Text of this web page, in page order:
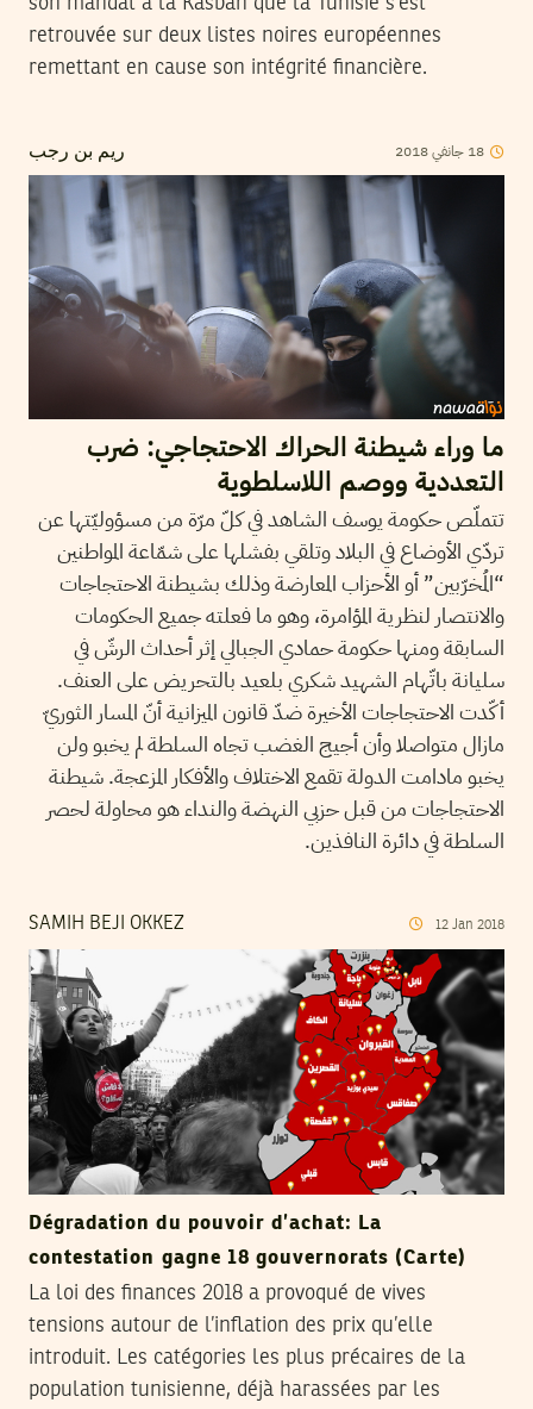
retrouvée sur deux listes noires européennes
remettant en cause son intégrité financière.
ريم بن رجب 18 جانفي2018
ما وراء شيطنة الحراك الاحتجاجي: ضرب
التعددية ووصم اللاسلطوية
تتملّص حكومة يوسف الشاهد في كلّ مرّة من مسؤوليّتها عن
تردّي الأوضاع في البلاد وتلقي بفشلها على شمّاعة المواطنين
“المُخرّبين” أو الأحزاب المعارضة وذلك بشيطنة الاحتجاجات
والانتصار لنظرية المؤامرة، وهو ما فعلته جميع الحكومات
السابقة ومنها حكومة حمادي الجبالي إثر أحداث الرشّ في
سليانة باتّهام الشهيد شكري بلعيد بالتحريض على العنف.
أكّدت الاحتجاجات الأخيرة ضدّ قانون الميزانية أنّ المسار الثوريّ
مازال متواصلا وأن أجيج الغضب تجاه السلطة لم يخبو ولن
يخبو مادامت الدولة تقمع الاختلاف والأفكار المزعجة. شيطنة
الاحتجاجات من قبل حزبي النهضة والنداء هو محاولة لحصر
السلطة في دائرة النافذين.
SAMIH BEJI OKKEZ 12 Jan 2018
Dégradation du pouvoir d’achat: La
contestation gagne 18 gouvernorats (Carte)
La loi des finances 2018 a provoqué de vives
tensions autour de l’inflation des prix qu’elle
introduit. Les catégories les plus précaires de la
population tunisienne, déjà harassées par les